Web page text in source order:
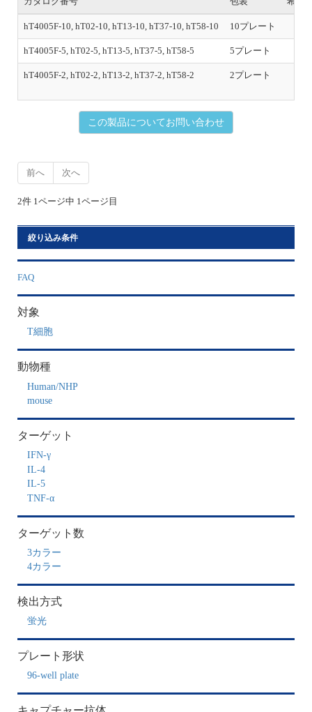
o
u
s
hT4005F-10, hT02-10, hT13-10, hT37-10, hT58-10 10プレート
hT4005F-5, hT02-5, hT13-5, hT37-5, hT58-5 5プレート
hT4005F-2, hT02-2, hT13-2, hT37-2, hT58-2
2プレート
この製品についてお問い合わせ
前へ 次へ
2件 1ページ中 1ページ目
絞り込み条件
FAQ
対象
T細胞
動物種
Human/NHP
mouse
ターゲット
IFN-γ
IL-4
IL-5
TNF-α
ターゲット数
3カラー
4カラー
検出方式
蛍光
プレート形状
96-well plate